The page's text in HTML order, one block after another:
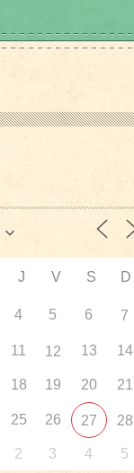
J V S D
4 5 6 7
11 12 13 14
18 19 20 21
25 26 27 28
2 3 4 5